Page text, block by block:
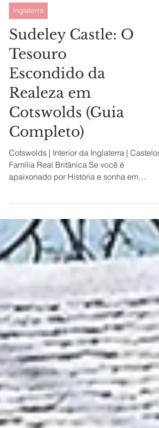
Inglaterra
Sudeley Castle: O
Tesouro
Escondido da
Realeza em
Cotswolds (Guia
Completo)
Cotswolds | Interior da Inglaterra | Castelos
Família Real Britânica Se você é
apaixonado por História e sonha em
explorar aquelas paisagens dignas de
cinema no interior da Inglaterra, prepare-
Enquanto a maioria dos turistas se espreme
nas atrações mais óbvias, existe um
nas colinas de Cotswolds que guarda
segredos intensos da dinastia Tudor, e que
muitos brasileiros ainda não descobriram.
Sudeley Castle não é apenas uma fortaleza
medieval; é o único castelo pri